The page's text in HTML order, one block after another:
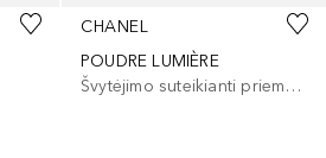
CHANEL
POUDRE LUMIÈRE
Švytėjimo suteikianti priemonė/highlighteris